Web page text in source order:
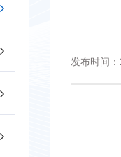
发布时间